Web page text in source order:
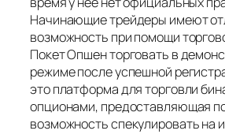
Начинающие трейдеры имеют
возможность при помощи
Покет Опшен торговать в
режиме после успешной
это платформа для торговли
опционами, предоставляющая
возможность спекулировать на